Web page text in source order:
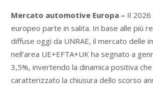
Mercato automotive Europa – Il 2026
europeo parte in salita. In base alle più
diffuse oggi da UNRAE, il mercato delle
nell’area UE+EFTA+UK ha segnato a
3,5%, invertendo la dinamica positiva
caratterizzato la chiusura dello scorso